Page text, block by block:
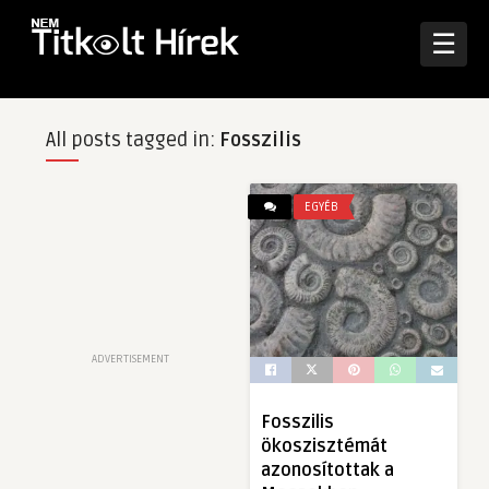
☰
All posts tagged in: Fosszilis
ADVERTISEMENT
EGYÉB
Fosszilis
ökoszisztémát
azonosítottak a